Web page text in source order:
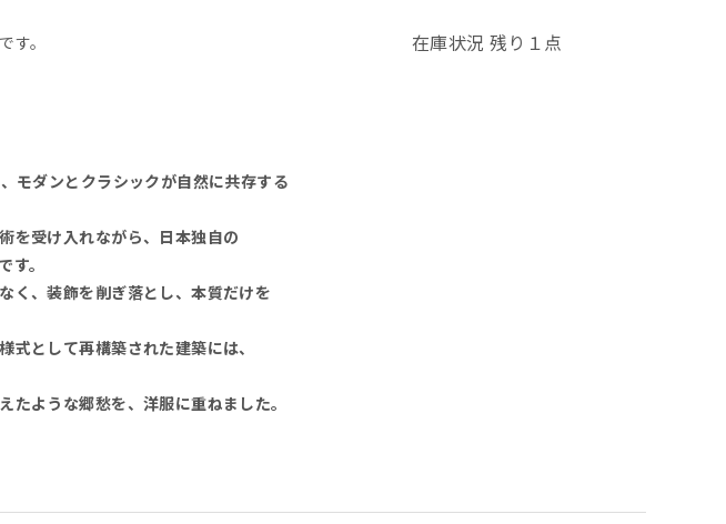
す。
モダンとクラシックが自然に共存する
を受け入れながら、日本独自の
。
く、装飾を削ぎ落とし、本質だけを
式として再構築された建築には、
ような郷愁を、洋服に重ねました。
在庫状況 残り１点